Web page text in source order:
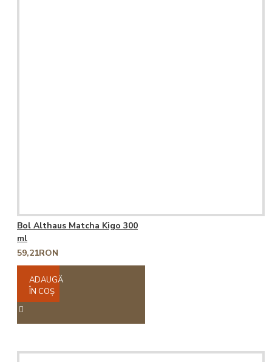
Bol Althaus Matcha Kigo 300
ml
59,21RON
ADAUGĂ
ÎN COŞ